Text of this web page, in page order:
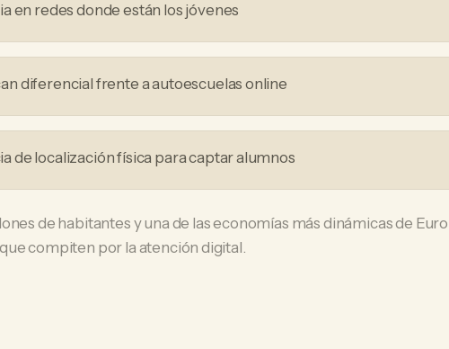
en redes donde están los jóvenes
diferencial frente a autoescuelas online
de localización física para captar alumnos
de habitantes y una de las economías más dinámicas de
compiten por la atención digital.